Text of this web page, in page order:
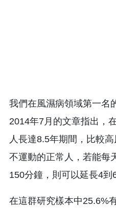
我們在風濕病領域第一名
2014年7月的文章指出，
人長達8.5年期間，比較
不運動的正常人，若能每
150分鐘，則可以延長4到
在這群研究樣本中25.6%